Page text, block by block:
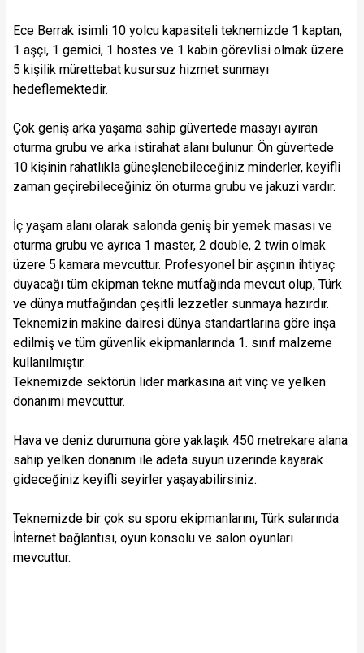
Ece Berrak isimli 10 yolcu kapasiteli teknemizde 1 kaptan,
1 aşçı, 1 gemici, 1 hostes ve 1 kabin görevlisi olmak üzere
5 kişilik mürettebat kusursuz hizmet sunmayı
hedeflemektedir.
Çok geniş arka yaşama sahip güvertede masayı ayıran
oturma grubu ve arka istirahat alanı bulunur. Ön güvertede
10 kişinin rahatlıkla güneşlenebileceğiniz minderler, keyifli
zaman geçirebileceğiniz ön oturma grubu ve jakuzi vardır.
İç yaşam alanı olarak salonda geniş bir yemek masası ve
oturma grubu ve ayrıca 1 master, 2 double, 2 twin olmak
üzere 5 kamara mevcuttur. Profesyonel bir aşçının ihtiyaç
duyacağı tüm ekipman tekne mutfağında mevcut olup, Türk
ve dünya mutfağından çeşitli lezzetler sunmaya hazırdır.
Teknemizin makine dairesi dünya standartlarına göre inşa
edilmiş ve tüm güvenlik ekipmanlarında 1. sınıf malzeme
kullanılmıştır.
Teknemizde sektörün lider markasına ait vinç ve yelken
donanımı mevcuttur.
Hava ve deniz durumuna göre yaklaşık 450 metrekare alana
sahip yelken donanım ile adeta suyun üzerinde kayarak
gideceğiniz keyifli seyirler yaşayabilirsiniz.
Teknemizde bir çok su sporu ekipmanlarını, Türk sularında
İnternet bağlantısı, oyun konsolu ve salon oyunları
mevcuttur.